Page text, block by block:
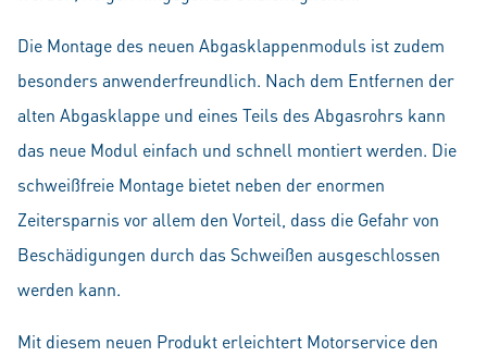
Die Montage des neuen Abgasklappenmoduls ist zudem
besonders anwenderfreundlich. Nach dem Entfernen der
alten Abgasklappe und eines Teils des Abgasrohrs kann
das neue Modul einfach und schnell montiert werden. Die
schweißfreie Montage bietet neben der enormen
Zeitersparnis vor allem den Vorteil, dass die Gefahr von
Beschädigungen durch das Schweißen ausgeschlossen
werden kann.
Mit diesem neuen Produkt erleichtert Motorservice den